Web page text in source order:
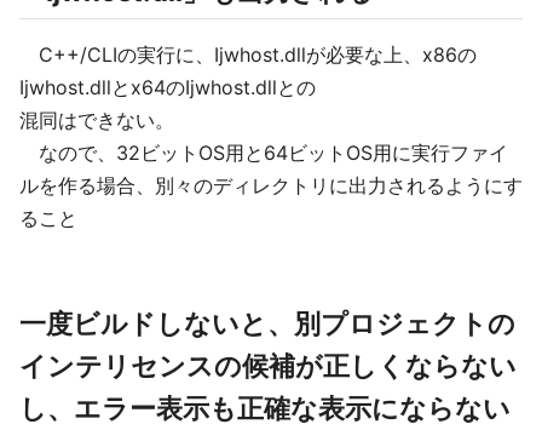
C++/CLIの実行に、Ijwhost.dllが必要な上、x86の
Ijwhost.dllとx64のIjwhost.dllとの
混同はできない。
なので、32ビットOS用と64ビットOS用に実行ファイ
ルを作る場合、別々のディレクトリに出力されるようにす
ること
一度ビルドしないと、別プロジェクトの
インテリセンスの候補が正しくならない
し、エラー表示も正確な表示にならない